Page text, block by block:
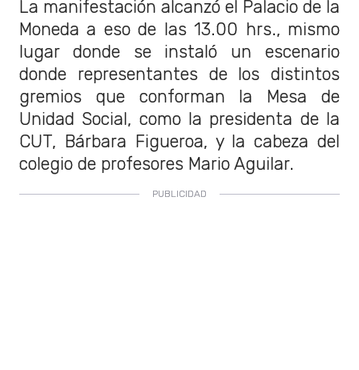
La manifestación alcanzó el Palacio de la
Moneda a eso de las 13.00 hrs., mismo
lugar donde se instaló un escenario
donde representantes de los distintos
gremios que conforman la Mesa de
Unidad Social, como la presidenta de la
CUT, Bárbara Figueroa, y la cabeza del
colegio de profesores Mario Aguilar.